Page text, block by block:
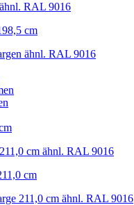
RAL 9016
cm
ähnl. RAL 9016
cm ähnl. RAL 9016
cm
211,0 cm ähnl. RAL 9016